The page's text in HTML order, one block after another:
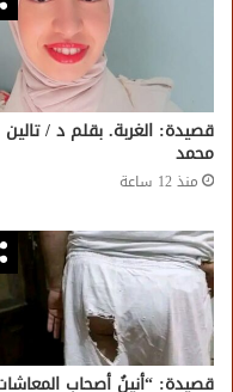
قصيدة: الغربة. بقلم د / تالين
محمد
منذ 12 ساعة
قصيدة: “أنينُ أصحابِ